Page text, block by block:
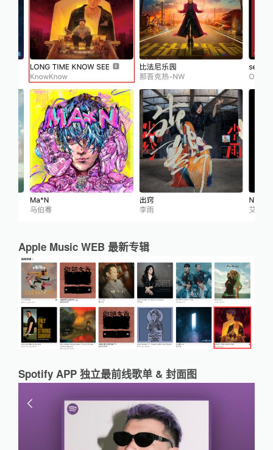
Apple Music WEB 最新专辑
Spotify APP 独立最前线歌单 & 封面图